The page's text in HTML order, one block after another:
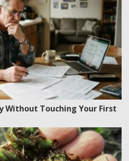
Without Touching Your First